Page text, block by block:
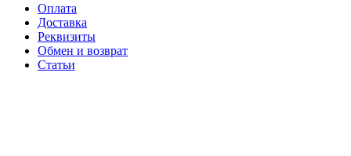
Оплата
Доставка
Реквизиты
Обмен и возврат
Статьи